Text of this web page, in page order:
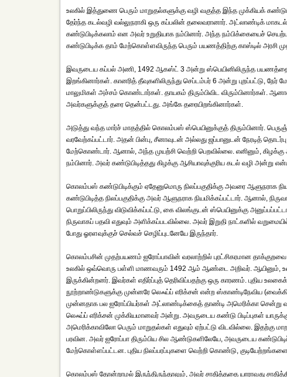
உலகில் இத்துணை பெரும் மாறுதல்களுக்கு வழி வகுத்த இந்த முக்கியக்
தேர்ந்த கடல்வழி வல்லுநராகி ஒரு கப்பலின் தலைவரானார். அட்லாண்டிக்
கண்டுபிடிக்கலாம் என அவர் உறுதியாக நம்பினார். அந்த நம்பிக்கையைச்
கண்டுபிடிக்க தாம் மேற்கொள்ளவிருந்த பெரும் பயணத்திற்கு காஸ்டில் அரசி
இவருடைய கப்பல் அணி, 1492 ஆகஸ்ட் 3 அன்று ஸ்பெயினிலிருந்த
இறங்கினார்கள். கானரித் தீவுகளிலிருந்து செப்டம்பர் 6 அன்று புறப்பட்டு,
மாலுமிகள் அச்சம் கொண்டார்கள். தாயகம் திரும்பிவிட விரும்பினார்கள்.
அவர்களுக்குத் தரை தென்பட்டது. அங்கே தரையிறங்கினார்கள்.
அடுத்து வந்த மார்ச் மாதத்தில் கொலம்பஸ் ஸ்பெயினுக்குத் திரும்பினார்.
வரவேற்கப்பட்டார். அதன் பின்பு, சீனாவுடன் அல்லது ஜப்பானுடன் நேரடித்
மேற்கொண்டார். ஆனால், அந்த முயற்சி வெற்றி பெறவில்லை. எனினும், கிழக்கு
நம்பினார். அவர் கண்டுபிடித்தது கிழக்கு ஆசியாவுக்குரிய கடல் வழி
கொலம்பஸ் கண்டுபிடிக்கும் ஏதேனுமொரு நிலப்பகுதிக்கு அவரை ஆளுநராக
கண்டுபிடித்த நிலப்பகுதிக்கு அவர் ஆளுநராக நியமிக்கப்பட்டார். ஆனால்,
பொறுப்பிலிருந்து விடுவிக்கப்பட்டு, கை விலங்குடன் ஸ்பெயினுக்கு
நிருவாகப் பதவி எதுவும் அளிக்கப்படவில்லை. அவர் இறுதி நாட்களில்
போது ஓரளவுக்குச் செல்வச் செழிப்புடனேயே இருந்தார்.
கொலம்பசின் முதற்பயணம் ஐரோப்பாவின் வரலாற்றில் புரட்சிகரமான
உலகில் ஒவ்வொரு பள்ளி மாணவரும் 1492 ஆம் ஆண்டை அறிவர். ஆயினும்,
இருக்கின்றனர். இவர்கள் எதிர்ப்புத் தெரிவிப்பதற்கு ஒரு காரணம். புதிய
நூற்றாண்டுகளுக்கு முன்னரே லெஃய்ப் எரிக்சன் என்ற ஸ்காண்டிநேவிய
முன்னதாக பல ஐரோப்பியர்கள் அட்லாண்டிக்கைத் தாண்டி அமெரிக்கா சென்று
லெஃய்ப் எரிக்சன் முக்கியமானவர் அன்று. அவருடைய கண்டு பிடிப்புகள்
அமெரிக்காவிலோ பெரும் மாறுதல்கள் எதுவும் ஏற்பட்டு விடவில்லை. இதற்கு
பரவின. அவர் ஐரோப்பா திரும்பிய சில ஆண்டுகளிலேயே, அவருடைய
மேற்கொள்ளப்பட்டன. புதிய நிலப்பரப்புகளை வெற்றி கொண்டு,
கொலம்பஸ் தோன்றாமல் இருந்திருந்தாலும், அவர் சாதித்ததை யாராவது